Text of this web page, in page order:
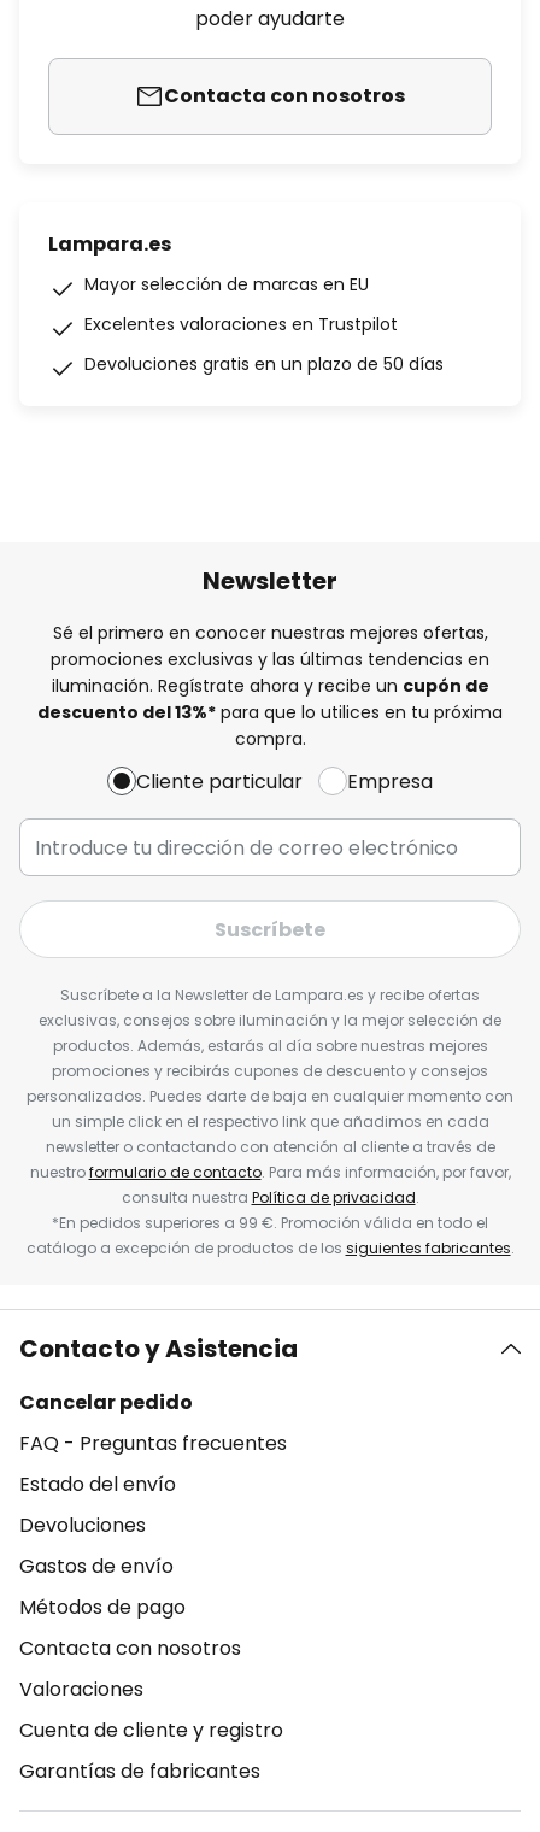
poder ayudarte
Contacta con nosotros
Lampara.es
Mayor selección de marcas en EU
Excelentes valoraciones en Trustpilot
Devoluciones gratis en un plazo de 50 días
Newsletter
Sé el primero en conocer nuestras mejores ofertas,
promociones exclusivas y las últimas tendencias en
iluminación. Regístrate ahora y recibe un cupón de
descuento del13%* para que lo utilices en tu próxima
compra.
Cliente particular Empresa
Suscríbete
Suscríbete a la Newsletter de Lampara.es y recibe ofertas
exclusivas, consejos sobre iluminación y la mejor selección de
productos. Además, estarás al día sobre nuestras mejores
promociones y recibirás cupones de descuento y consejos
personalizados. Puedes darte de baja en cualquier momento con
un simple click en el respectivo link que añadimos en cada
newsletter o contactando con atención al cliente a través de
nuestroformulario de contacto. Para más información, por favor,
consulta nuestra Política de privacidad.
*En pedidos superiores a 99 €. Promoción válida en todo el
catálogo a excepción de productos de los siguientes fabricantes.
Contacto y Asistencia
Cancelar pedido
FAQ - Preguntas frecuentes
Estado del envío
Devoluciones
Gastos de envío
Métodos de pago
Contacta con nosotros
Valoraciones
Cuenta de cliente y registro
Garantías de fabricantes